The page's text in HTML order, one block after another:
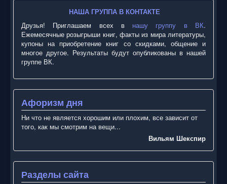
НАША ГРУППА В КОНТАКТЕ
Друзья! Приглашаем всех в нашу группу в ВК.
Ежемесячные розыгрыши книг, факты из мира литературы,
купоны на приобретение книг со скидками, общение и
многое другое. Результаты будут опубликованы в нашей
группе ВК.
Афоризм дня
Ни что не является хорошим или плохим, все зависит от
того, как мы смотрим на вещи...
Вильям Шекспир
Разделы сайта